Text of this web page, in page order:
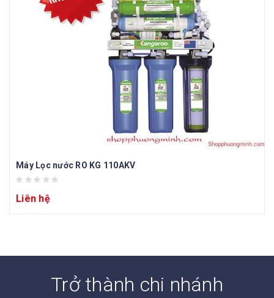
Máy Lọc nước RO KG 110AKV
Liên hệ
Trở thành chi nhánh